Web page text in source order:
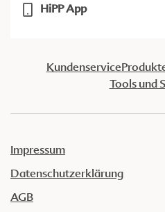
HiPP App
Kundenservice
Tools und
Impressum
Datenschutzerklärung
AGB